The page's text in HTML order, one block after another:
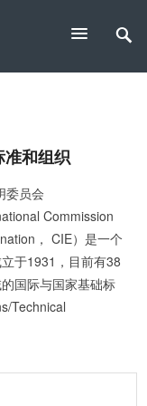
准和组织
委员会
Commission
， CIE）是一个
于1931，目前有38
国际与国家基础标
Technical